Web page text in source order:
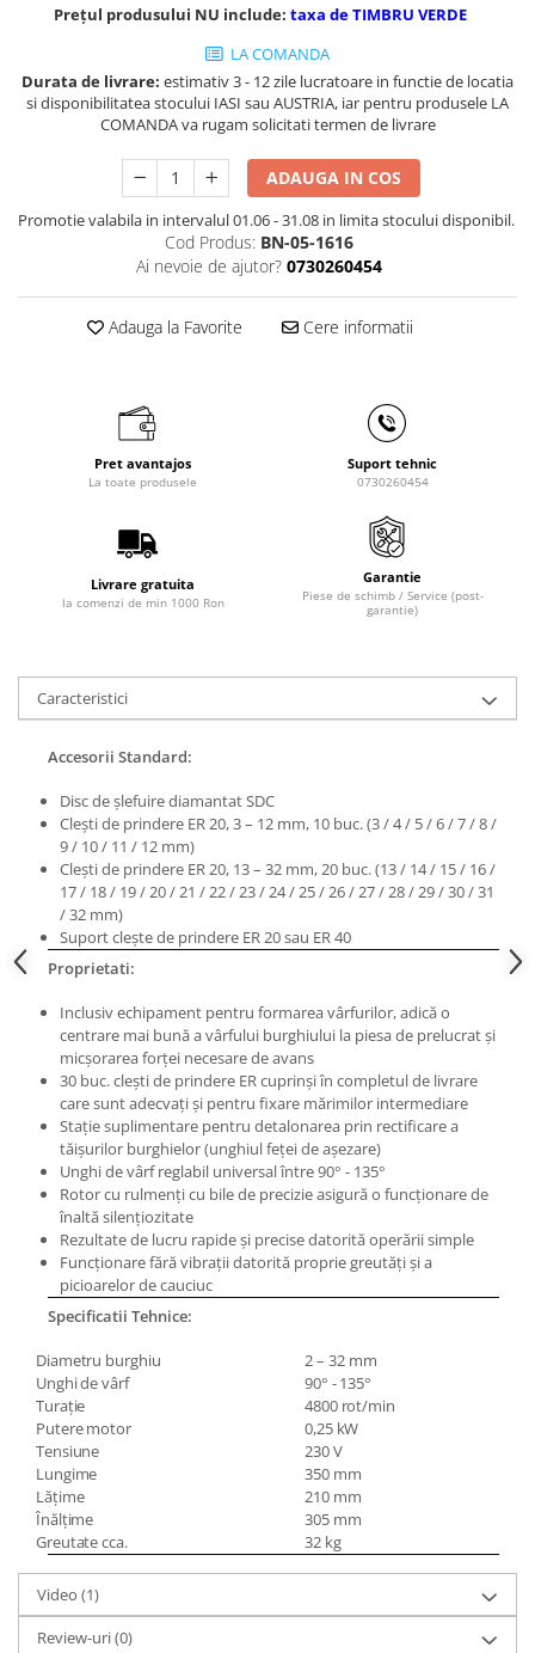
Masini de gaurit cu coloana
Masini de gaurit cu coloana si cap
de actionare
Masini de gaurit cu coloana si
curea de distributie
Masini de gaurit cu masa
Masini de gaurit cu stand si
coloana
Masini de gaurit radiale
Masini de gaurit cu freza
Masini de frezat cu batiu
Masini de frezat multifunctionale
Masini de frezat universale SERVO
Masini de slefuit metal
Masini de ascutit burghie
Masini de lustruit
Masini de rectificat plan
Masini de rectificat plan
Masini de satinat
Masini de slefuit combinate
Masini de slefuit cu banda
Masini de slefuit cu disc
Masini de slefuit cu mediu umed si
uscat
Masini de slefuit cutite de gravat
Masini de tesit
Masini pentru slefuit tevi
Masini universale de ascutit
Polizoare de banc
Masini de filetat
Masini pneumatice de filetat
Masini electrice de filetat
Exhaustor pentru aschii metal
Masini de gaurit cu talpa
magnetica
Instalatii de spalare a pieselor
Accesorii prelucrare metal
Universale de strung si accesorii
pentru strunguri
Falci pentru 3 bacuri PS3/ PO3
Falci pentru 4 bacuri PS4/ PO4
Flanșă
Fălcile pentru 3-bacuri DK11
Fălcile pentru 4-bacuri DK12
Mandrine independente
Mandrină cu 3 fălci din fontă
Mandrină cu 3 fălci din otel
Prețul produsului NU include: taxa de TIMBRU VERDE
LA COMANDA
Durata de livrare: estimativ 3 - 12 zile lucratoare in functie de locatia
si disponibilitatea stocului IASI sau AUSTRIA, iar pentru produsele LA
COMANDA va rugam solicitati termen de livrare
ADAUGA IN COS
Promotie valabila in intervalul 01.06 - 31.08 in limita stocului disponibil.
Cod Produs: BN-05-1616
Ai nevoie de ajutor? 0730260454
Adauga la Favorite Cere informatii
Pret avantajos
La toate produsele
Suport tehnic
0730260454
Livrare gratuita
la comenzi de min 1000 Ron
Garantie
Piese de schimb / Service (post-
garantie)
Caracteristici
Accesorii Standard:
Disc de şlefuire diamantat SDC
Cleşti de prindere ER 20, 3 – 12 mm, 10 buc. (3 / 4 / 5 / 6 / 7 / 8 /
9 / 10 / 11 / 12 mm)
Cleşti de prindere ER 20, 13 – 32 mm, 20 buc. (13 / 14 / 15 / 16 /
17 / 18 / 19 / 20 / 21 / 22 / 23 / 24 / 25 / 26 / 27 / 28 / 29 / 30 / 31
/ 32 mm)
Suport cleşte de prindere ER 20 sau ER 40
Proprietati:
Inclusiv echipament pentru formarea vârfurilor, adică o
centrare mai bună a vârfului burghiului la piesa de prelucrat şi
micşorarea forţei necesare de avans
30 buc. cleşti de prindere ER cuprinşi în completul de livrare
care sunt adecvaţi şi pentru fixare mărimilor intermediare
Staţie suplimentare pentru detalonarea prin rectificare a
tăişurilor burghielor (unghiul feţei de aşezare)
Unghi de vârf reglabil universal între 90° - 135°
Rotor cu rulmenţi cu bile de precizie asigură o funcţionare de
înaltă silenţiozitate
Rezultate de lucru rapide şi precise datorită operării simple
Funcţionare fără vibraţii datorită proprie greutăţi şi a
picioarelor de cauciuc
Specificatii Tehnice:
Diametru burghiu
2 – 32 mm
Unghi de vârf
90° - 135°
Turaţie
4800 rot/min
Putere motor
0,25 kW
Tensiune
230 V
Lungime
350 mm
Lăţime
210 mm
Înălţime
305 mm
Greutate cca.
32 kg
Video (1)
Review-uri(0)